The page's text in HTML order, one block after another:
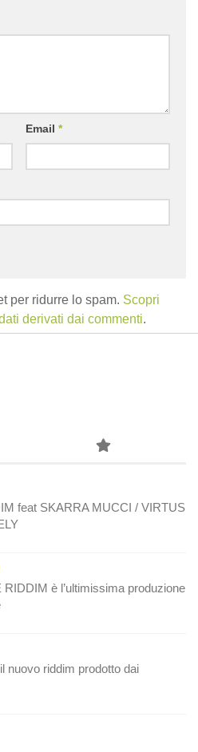
Email *
per ridurre lo spam. Scopri
derivati dai commenti.
feat SKARRA MUCCI / VIRTUS
è l’ultimissima produzione
nuovo riddim prodotto dai